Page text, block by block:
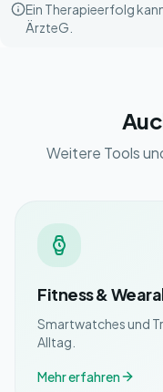
Ein Therapieerfolg
ÄrzteG.
Weitere Tools
Fitness &
Smartwatches und
Alltag.
Mehr erfahren